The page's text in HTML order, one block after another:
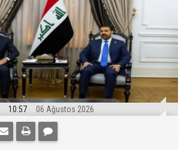
10:57 06 Ağustos 2026